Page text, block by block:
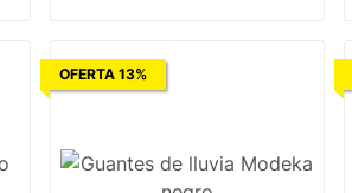
OFERTA 13%